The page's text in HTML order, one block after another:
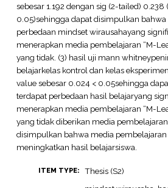
sebesar 1.192 dengan sig (2-tailed) 0.238
0.05)sehingga dapat disimpulkan bahwa
perbedaan mindset wirausahayang
menerapkan media pembelajaran “M-
yang tidak. (3) hasil uji mann
belajarkelas kontrol dan kelas
value sebesar 0.024 < 0.05sehingga
terdapat perbedaan hasil belajaryang
menerapkan media pembelajaran “M-
yang tidak diberikan media
disimpulkan bahwa media
meningkatkan hasil belajarsiswa.
ITEM TYPE:
Thesis (S2)